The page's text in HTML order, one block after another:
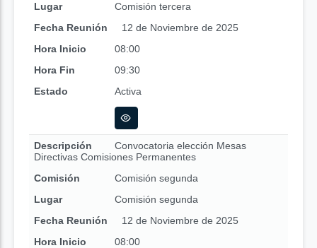
Lugar
Comisión tercera
Fecha Reunión
12 de Noviembre de 2025
Hora Inicio
08:00
Hora Fin
09:30
Estado
Activa
Descripción
Convocatoria elección Mesas
Directivas Comisiones Permanentes
Comisión
Comisión segunda
Lugar
Comisión segunda
Fecha Reunión
12 de Noviembre de 2025
Hora Inicio
08:00